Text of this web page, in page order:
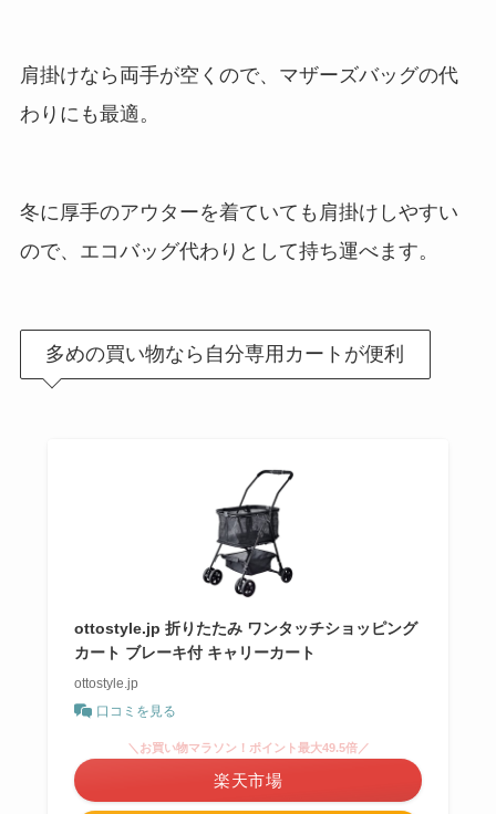
肩掛けなら両手が空くので、マザーズバッグの代
わりにも最適。
冬に厚手のアウターを着ていても肩掛けしやすい
ので、エコバッグ代わりとして持ち運べます。
多めの買い物なら自分専用カートが便利
ottostyle.jp 折りたたみ ワンタッチショッピング
カート ブレーキ付 キャリーカート
ottostyle.jp
口コミを見る
＼お買い物マラソン！ポイント最大49.5倍／
楽天市場